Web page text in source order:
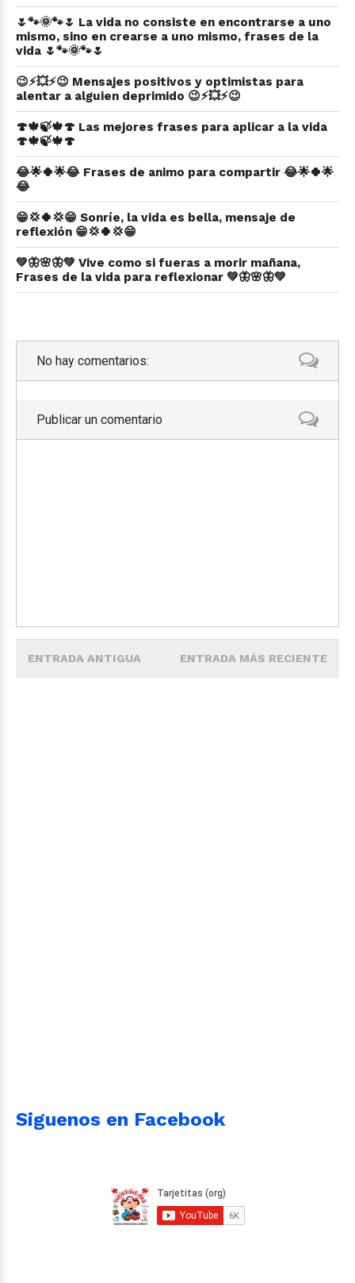
🌷🐾🌞🐾🌷 La vida no consiste en encontrarse a uno
mismo, sino en crearse a uno mismo, frases de la
vida 🌷🐾🌞🐾🌷
😉⚡💥⚡😉 Mensajes positivos y optimistas para
alentar a alguien deprimido 😉⚡💥⚡😉
🍄🍁🍃🍁🍄 Las mejores frases para aplicar a la vida
🍄🍁🍃🍁🍄
😂🌟🍀🌟😂 Frases de animo para compartir 😂🌟🍀🌟
😂
😁💢🍀💢😁 Sonríe, la vida es bella, mensaje de
reflexión 😁💢🍀💢😁
💚🦋🌸🦋💚 Vive como si fueras a morir mañana,
Frases de la vida para reflexionar 💚🦋🌸🦋💚
No hay comentarios:
Publicar un comentario
ENTRADA MÁS RECIENTE
ENTRADA ANTIGUA
Siguenos en Facebook